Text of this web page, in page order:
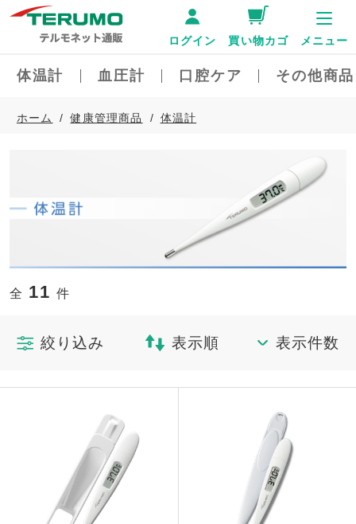
体温計 血圧計 口腔ケア その他商
ログイン 買い物カゴ メニュー
ホーム 健康管理商品 体温計
全 11 件
絞り込み 表示順 表示件数